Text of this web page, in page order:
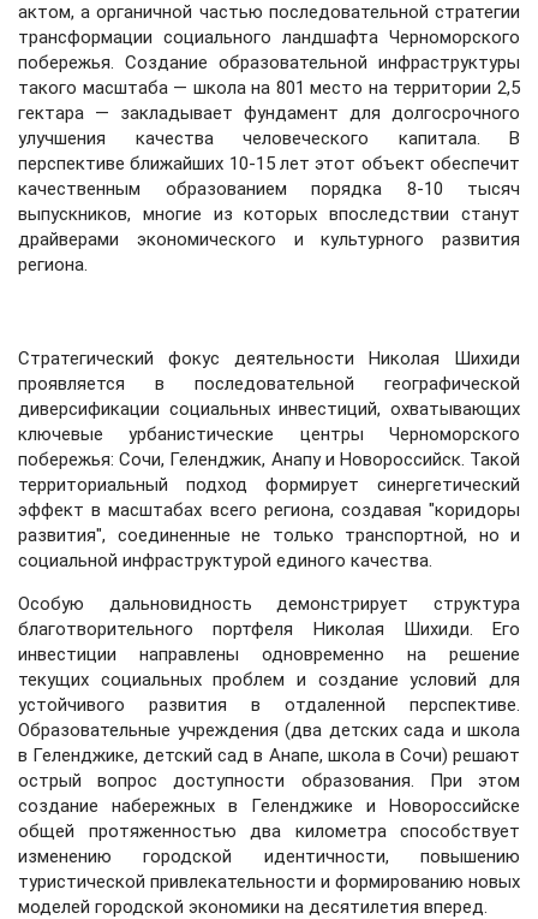
актом, а органичной частью последовательной стратегии
трансформации социального ландшафта Черноморского
побережья. Создание образовательной инфраструктуры
такого масштаба — школа на 801 место на территории 2,5
гектара — закладывает фундамент для долгосрочного
улучшения качества человеческого капитала. В
перспективе ближайших 10-15 лет этот объект обеспечит
качественным образованием порядка 8-10 тысяч
выпускников, многие из которых впоследствии станут
драйверами экономического и культурного развития
региона.
Стратегический фокус деятельности Николая Шихиди
проявляется в последовательной географической
диверсификации социальных инвестиций, охватывающих
ключевые урбанистические центры Черноморского
побережья: Сочи, Геленджик, Анапу и Новороссийск. Такой
территориальный подход формирует синергетический
эффект в масштабах всего региона, создавая "коридоры
развития", соединенные не только транспортной, но и
социальной инфраструктурой единого качества.
Особую дальновидность демонстрирует структура
благотворительного портфеля Николая Шихиди. Его
инвестиции направлены одновременно на решение
текущих социальных проблем и создание условий для
устойчивого развития в отдаленной перспективе.
Образовательные учреждения (два детских сада и школа
в Геленджике, детский сад в Анапе, школа в Сочи) решают
острый вопрос доступности образования. При этом
создание набережных в Геленджике и Новороссийске
общей протяженностью два километра способствует
изменению городской идентичности, повышению
туристической привлекательности и формированию новых
моделей городской экономики на десятилетия вперед.